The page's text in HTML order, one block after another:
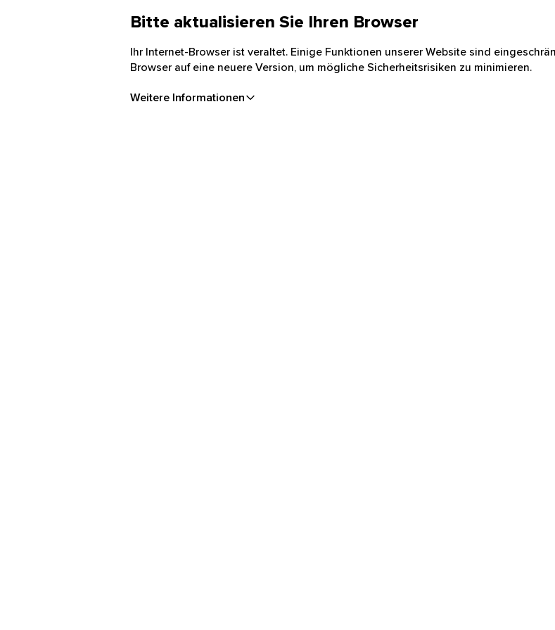
Bitte aktualisieren Sie Ihren Browser
Ihr Internet-Browser ist veraltet. Einige Funktionen unserer Website sind
Browser auf eine neuere Version, um mögliche Sicherheitsrisiken zu minimieren.
Weitere Informationen